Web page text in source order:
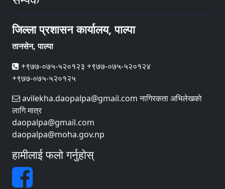
जिल्ला प्रशासन कार्यालय, पाल्पा
तानसेन, पाल्पा
+९७७-०७५-५२०१२३ +९७७-०७५-५२०१२४
+९७७-०७५-५२०१२५
avilekha.daopalpa@gmail.com नागिरकता अभिलेखकाे
लागि मात्र
daopalpa@gmail.com
daopalpa@moha.gov.np
हामीलाई फलो गर्नुहोस्